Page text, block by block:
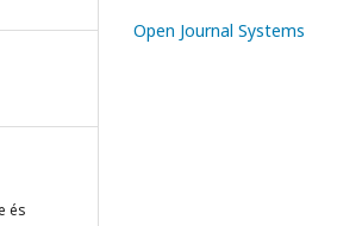
és
Open Journal Systems